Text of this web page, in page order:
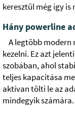
keresztül még így is
Hány powerline
A legtöbb modern
kezelni. Ez azt
szobában, ahol
teljes kapacitása
aktívan tölti le az
mindegyik számára.